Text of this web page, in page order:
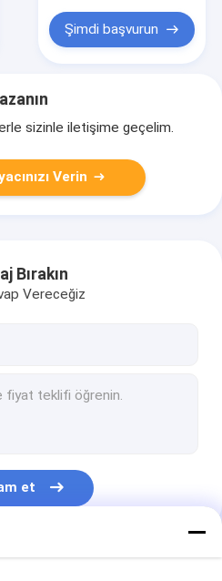
Şimdi başvurun
sizinle iletişime geçelim.
Verin
Bırakın
Vereceğiz
et